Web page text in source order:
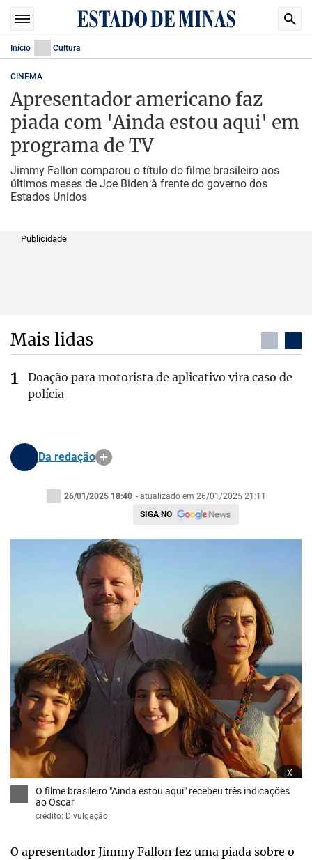
Início Cultura
CINEMA
Apresentador americano faz
piada com 'Ainda estou aqui' em
programa de TV
Jimmy Fallon comparou o título do filme brasileiro aos
últimos meses de Joe Biden à frente do governo dos
Estados Unidos
Publicidade
Mais lidas
Doação para motorista de aplicativo vira caso de
polícia
Da redação
26/01/2025 18:40 - atualizado em 26/01/2025 21:11
SIGA NO
x
O filme brasileiro "Ainda estou aqui" recebeu três indicações
ao Oscar
crédito: Divulgação
O apresentador Jimmy Fallon fez uma piada sobre o